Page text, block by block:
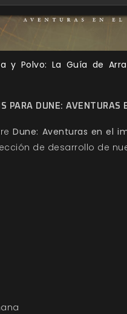
y Polvo: La Guía de
PARA DUNE: AVENTURAS
Dune: Aventuras en el
de desarrollo de